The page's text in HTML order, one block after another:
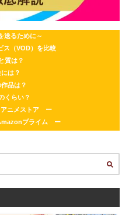
送るために～
ス（VOD）を比較
質は？
は？
品は？
くらい？
ニメストア ー
プライム ー